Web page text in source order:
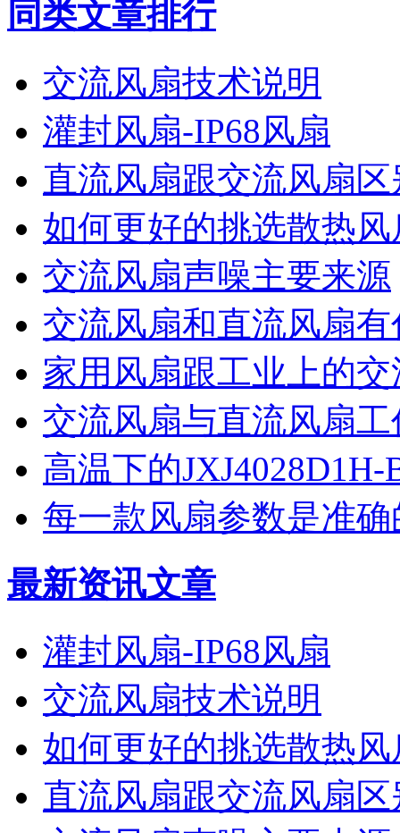
同类文章排行
交流风扇技术说明
灌封风扇-IP68风扇
直流风扇跟交流风扇
如何更好的挑选散热风
交流风扇声噪主要来源
交流风扇和直流风扇
家用风扇跟工业上的
交流风扇与直流风扇
高温下的JXJ4028D1H-
每一款风扇参数是准
最新资讯文章
灌封风扇-IP68风扇
交流风扇技术说明
如何更好的挑选散热风
直流风扇跟交流风扇